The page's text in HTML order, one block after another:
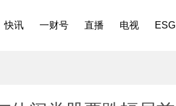
快讯 一财号 直播 电视 ESG